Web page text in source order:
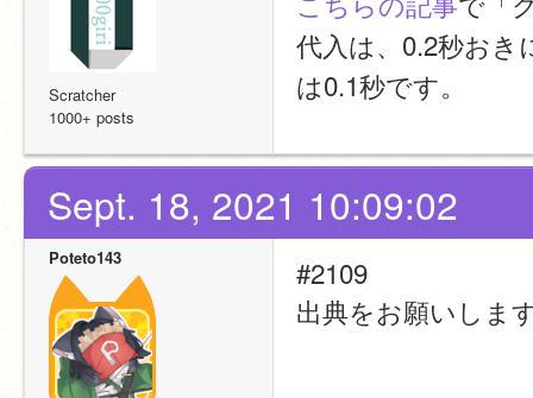
Scratcher
1000+ posts
代入は、0.2秒お
は0.1秒です。
Sept. 18, 2021 10:09:02
Poteto143
#2109
出典をお願いしま